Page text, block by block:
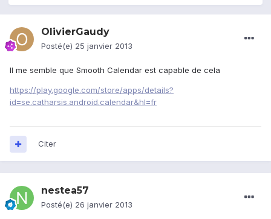
OlivierGaudy
Posté(e) 25 janvier 2013
Il me semble que Smooth Calendar est capable de cela
https://play.google.com/store/apps/details?
id=se.catharsis.android.calendar&hl=fr
Citer
nestea57
Posté(e) 26 janvier 2013